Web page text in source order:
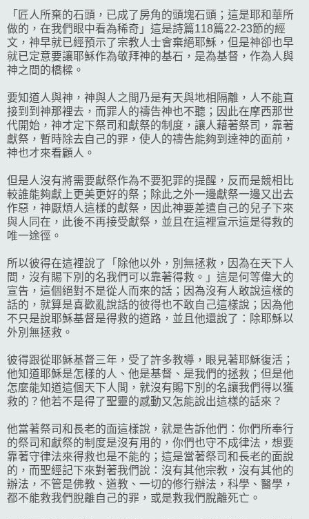
「匠人所棄的石頭，已成了房角的頭塊石頭；這是耶和華所
做的，在我們眼中看為稀奇」這是詩篇118篇22-23節的經
文，神早就已經預示了宗教人士會棄絕耶穌，但是神卻也早
就已定意要讓耶穌作為敬拜神的基石，是為基督，作為人與
神之間的橋樑。
要知道人與神，神與人之間乃是有天與地相隔離，人不能直
接到到神那裡去，而罪人的禱告神也不聽；因此在摩西那世
代開始，神才定下祭司和獻祭的制度，讓人藉著祭司，靠著
獻祭，暫時除去自己的罪，使人的禱告能夠到達神的面前，
神也才來看顧人。
但是人沒有將需要獻祭作為不要犯罪的提醒，反而是競相比
較誰能夠獻上更美更好的祭；除此之外一邊獻祭一邊又出去
作惡，神厭煩人這樣的獻祭，因此神要差遣自己的兒子下來
與人同在，此後不再接受獻祭，並且在這裡宣示這是得救的
唯一途徑。
所以彼得在這裡說了「除他以外，別無拯救，因為在天下人
間，沒有賜下別的名我們可以靠著得救。」這是何等偉大的
宣告，這個絕對不是從人而來的話；因為沒有人敢說這樣的
話的，就算是喜歡亂說話的彼得也不敢自己這樣說；因為他
不只是說耶穌基督是得救的道路，並且他還說了：除耶穌以
外別無拯救。
彼得跟從耶穌基督三年，受了許多教導，眼見著耶穌復活；
他知道耶穌是怎樣的人、他是基督、是我們的拯救；但是他
怎麼能知道這個天下人間，就沒有賜下別的名讓我們得以獲
救的？他若不是得了聖靈的感動又怎能說出這樣的話來？
他當著祭司和長老的面這樣說，就是告訴他們：你們所奉行
的祭司和獻祭的制度是沒有用的，你們也守不成律法，想要
靠著守律法來得救也是不能的；這是當著祭司和長老的面說
的，而聖經記下來對著我們說：沒有其他宗教，沒有其他的
辦法，不管是佛教、道教、一切的修行辦法，科學、醫學，
都不能救我們脫離自己的罪，或是救我們脫離死亡。